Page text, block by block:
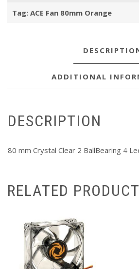
Tag: ACE Fan 80mm Orange
ADDITIONAL
DESCRIPTION
80 mm Crystal Clear 2 BallBearing 4
RELATED